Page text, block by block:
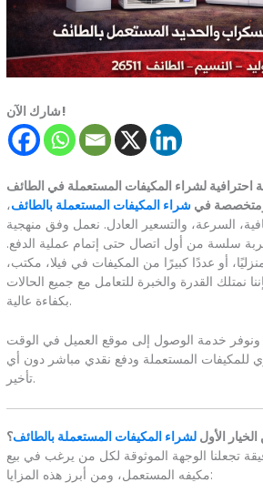
شارك الآن!
احترافية لشراء المكيفات المستعملة في الطائف
في شراء المكيفات المستعملة بالطائف،
السرعة، والتسعير العادل. نعمل وفق منهجية
سلسة من أول اتصال حتى إتمام عملية الدفع.
أو عددًا كبيرًا من المكيفات في فيلا، مكتب،
نمتلك القدرة والخبرة للتعامل مع جميع الحالات
بكفاءة عالية.
ونوفر خدمة الوصول إلى موقع العميل في الوقت
للمكيفات المستعملة ودفع نقدي مباشر دون أي
تأخير.
الأول لشراء المكيفات المستعملة بالطائف؟
تجعلنا الوجهة الموثوقة لكل من يرغب في بيع
مكيفه المستعمل، ومن أبرز هذه المزايا: